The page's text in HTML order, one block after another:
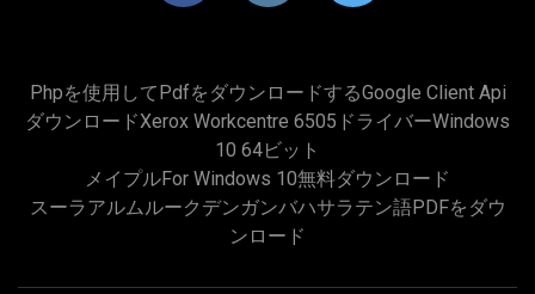
Phpを使用してpdfをダウンロードするgoogle Client Api
ダウンロードxerox Workcentre 6505ドライバーWindows
10 64ビット
メイプルfor Windows 10無料ダウンロード
スーラアルムルークデンガンバハサラテン語PDFをダウ
ンロード